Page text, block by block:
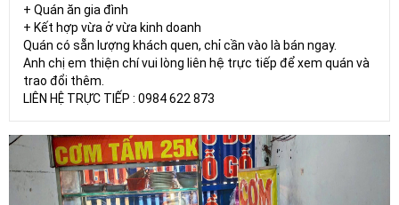
+ Quán ăn gia đình
+ Kết hợp vừa ở vừa kinh doanh
Quán có sẵn lượng khách quen, chỉ cần vào là bán ngay.
Anh chị em thiện chí vui lòng liên hệ trực tiếp để xem quán và
trao đổi thêm.
LIÊN HỆ TRỰC TIẾP : 0984 622 873